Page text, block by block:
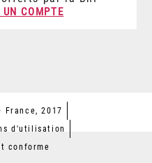
UN COMPTE
2017
d'utilisation
conforme